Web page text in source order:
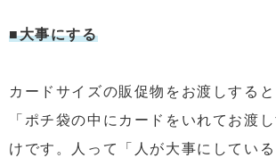
■大事にする
カードサイズの販促物をお渡しすると
「ポチ袋の中にカードをいれてお渡
けです。人って「人が大事にしてい